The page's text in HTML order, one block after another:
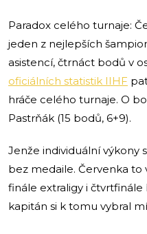
Paradox celého turnaje:
jeden z nejlepších
asistencí, čtrnáct bodů v
oficiálních statistik IIHF
hráče celého turnaje. O
Pastrňák (15 bodů, 6+9).
Jenže individuální výkony
bez medaile. Červenka to
finále extraligy i čtvrtfinále
kapitán si k tomu vybral